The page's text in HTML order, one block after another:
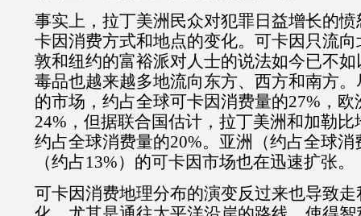
事实上，拉丁美洲民众对犯罪日益增长的
卡因消费方式和地点的变化。可卡因只流
敦和纽约的富裕派对人士的说法如今已不
毒品也越来越多地流向东方、西方和南方
的市场，约占全球可卡因消费量的27% ，
24% ，但据联合国估计，拉丁美洲和加勒
约占全球消费量的20%。亚洲（约占全球消
（约占13%）的可卡因市场也在迅速扩张。
可卡因消费地理分布的演变反过来也导致